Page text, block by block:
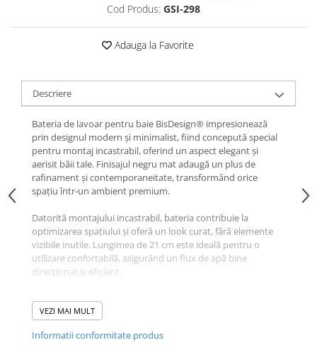
Cod Produs: GSI-298
Adauga la Favorite
Descriere
Bateria de lavoar pentru baie BisDesign® impresionează
prin designul modern și minimalist, fiind concepută special
pentru montaj incastrabil, oferind un aspect elegant și
aerisit băii tale. Finisajul negru mat adaugă un plus de
rafinament și contemporaneitate, transformând orice
spațiu într-un ambient premium.
Datorită montajului incastrabil, bateria contribuie la
optimizarea spațiului și oferă un look curat, fără elemente
vizibile inutile. Lungimea de 21 cm este ideală pentru o
utilizare confortabilă, asigurând un flux de apă bine
direcționat și eficient.
Finisajul negru mat nu este doar estetic, ci și practic, fiind
rezistent la amprente, pete de apă și zgârieturi fine,
VEZI MAI MULT
Informatii conformitate produs